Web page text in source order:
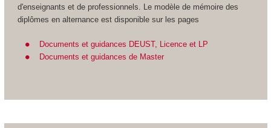
d'enseignants et de professionnels. Le modèle de mémoire des
diplômes en alternanceest disponible sur les pages
Documents et guidances DEUST, Licence et LP
Documents et guidances de Master